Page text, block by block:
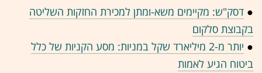
● דסק"ש: מקיימים משא-ומתן למכירת החזקות השליטה
בקבוצת סלקום
●
יותר מ-2 מיליארד שקל במניות: מסע הקניות של כלל
ביטוח הגיע לאמות